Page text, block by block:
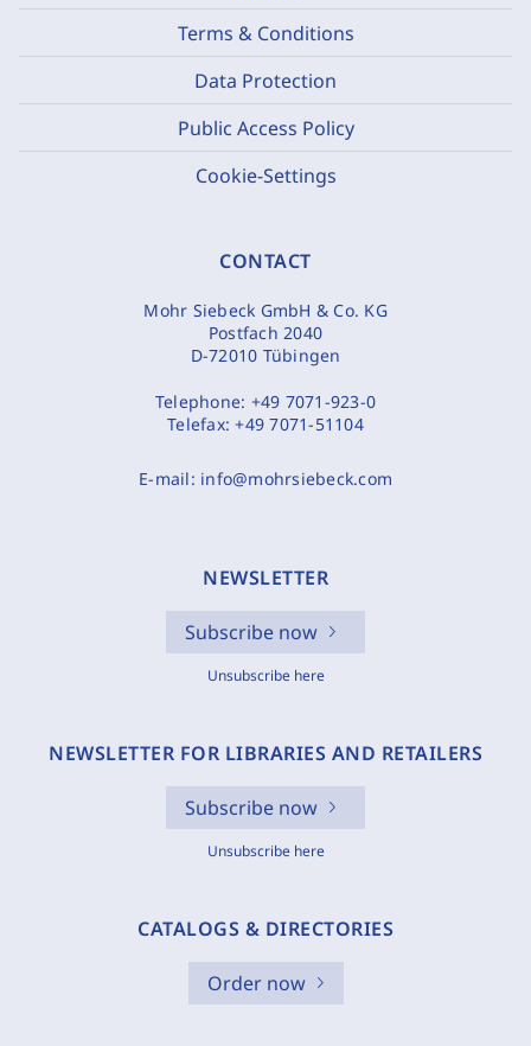
Terms & Conditions
Data Protection
Public Access Policy
Cookie-Settings
CONTACT
Mohr Siebeck GmbH & Co. KG
Postfach 2040
D-72010 Tübingen
Telephone: +49 7071-923-0
Telefax:+49 7071-51104
E-mail: info@mohrsiebeck.com
NEWSLETTER
Subscribe now
Unsubscribe here
NEWSLETTER FOR LIBRARIES AND RETAILERS
Subscribe now
Unsubscribe here
CATALOGS & DIRECTORIES
Order now